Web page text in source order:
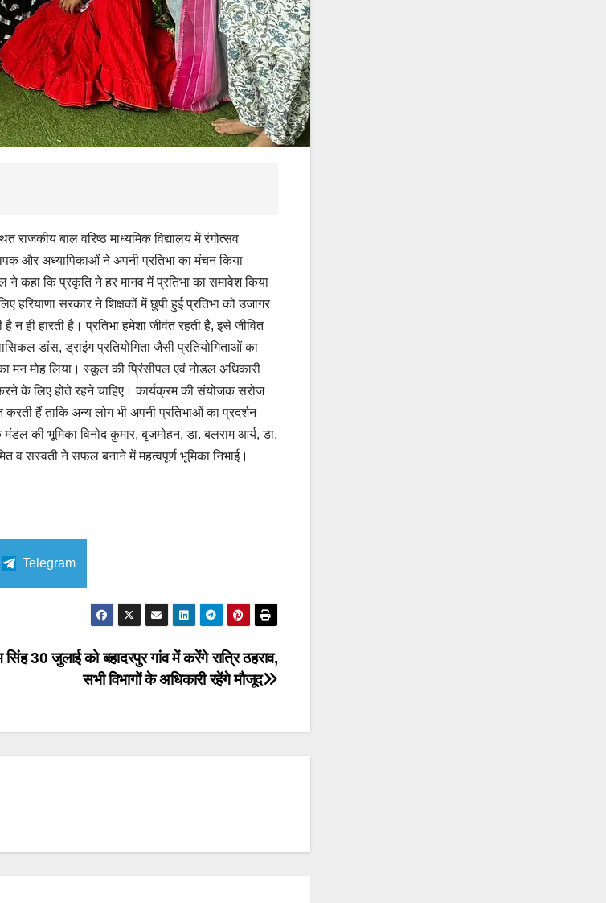
राजकीय बाल वरिष्ठ माध्यमिक विद्यालय में रंगोत्सव
और अध्यापिकाओं ने अपनी प्रतिभा का मंचन किया।
ने कहा कि प्रकृति ने हर मानव में प्रतिभा का समावेश किया
सरकार ने शिक्षकों में छुपी हुई प्रतिभा को उजागर
ही हारती है। प्रतिभा हमेशा जीवंत रहती है, इसे जीवित
डांस, ड्राइंग प्रतियोगिता जैसी प्रतियोगिताओं का
मन मोह लिया। स्कूल की प्रिंसीपल एवं नोडल अधिकारी
के लिए होते रहने चाहिए। कार्यक्रम की संयोजक सरोज
हैं ताकि अन्य लोग भी अपनी प्रतिभाओं का प्रदर्शन
की भूमिका विनोद कुमार, बृजमोहन, डा. बलराम आर्य, डा.
व सस्वती ने सफल बनाने में महत्वपूर्ण भूमिका निभाई।
Share
Telegram
सिंह 30 जुलाई को बहादरपुर गांव में करेंगे रात्रि ठहराव,
सभी विभागों के अधिकारी रहेंगे मौजूद